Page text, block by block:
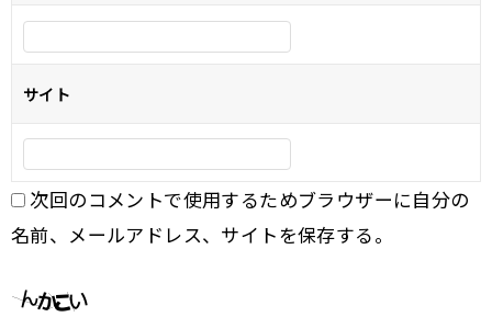
サイト
次回のコメントで使用するためブラウザーに自分の
名前、メールアドレス、サイトを保存する。